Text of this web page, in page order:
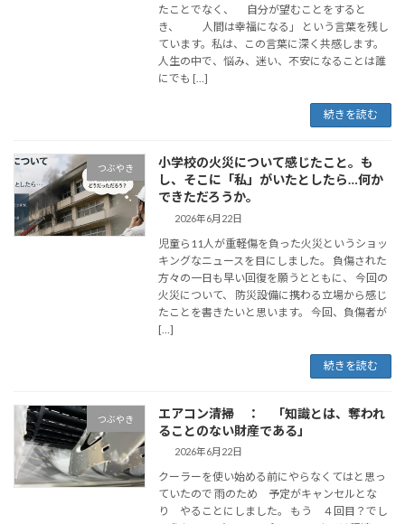
たことでなく、 自分が望むことをすると
き、 人間は幸福になる」 という言葉を残し
ています。私は、この言葉に深く共感します。
人生の中で、悩み、迷い、不安になることは誰
にでも […]
続きを読む
つぶやき
小学校の火災について感じたこと。も
し、そこに「私」がいたとしたら…何か
できただろうか。
2026年6月22日
児童ら11人が重軽傷を負った火災というショッ
キングなニュースを目にしました。 負傷された
方々の一日も早い回復を願うとともに、 今回の
火災について、 防災設備に携わる立場から感じ
たことを書きたいと思います。 今回、負傷者が
[…]
続きを読む
つぶやき
エアコン清掃 ： 「知識とは、奪われ
ることのない財産である」
2026年6月22日
クーラーを使い始める前にやらなくてはと思っ
ていたので 雨のため 予定がキャンセルとな
り やることにしました。 もう ４回目？でし